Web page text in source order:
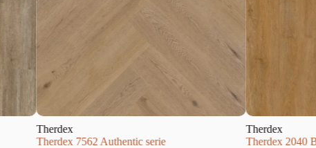
Therdex 7562 Authentic serie
Therdex 2040 Basic serie